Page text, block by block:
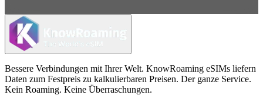
Bessere Verbindungen mit Ihrer Welt. KnowRoaming eSIMs liefern
Daten zum Festpreis zu kalkulierbaren Preisen. Der ganze Service.
Kein Roaming. Keine Überraschungen.